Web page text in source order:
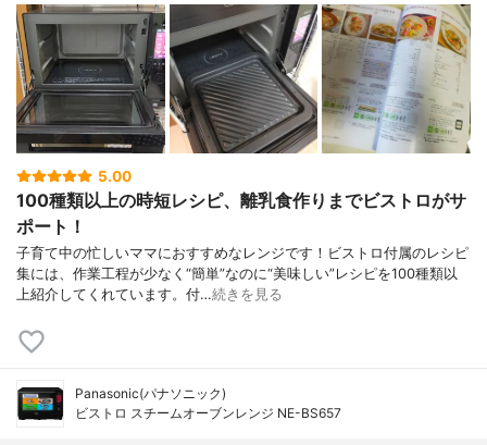
5.00
100種類以上の時短レシピ、離乳食作りまでビストロがサ
ポート！
子育て中の忙しいママにおすすめなレンジです！ビストロ付属のレシピ
集には、作業工程が少なく“簡単”なのに“美味しい”レシピを100種類以
上紹介してくれています。付…続きを見る
Panasonic(パナソニック)
ビストロ スチームオーブンレンジ NE-BS657